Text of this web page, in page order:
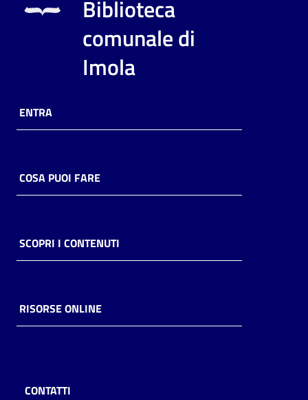
Biblioteca
comunale di
Imola
ENTRA
COSA PUOI FARE
SCOPRI I CONTENUTI
RISORSE ONLINE
CONTATTI